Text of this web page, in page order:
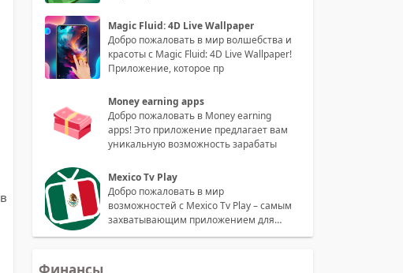
Magic Fluid: 4D Live Wallpaper
Добро пожаловать в мир волшебства и
красоты с Magic Fluid: 4D Live Wallpaper!
Приложение, которое пр
Money earning apps
Добро пожаловать в Money earning
apps! Это приложение предлагает вам
уникальную возможность зарабаты
Mexico Tv Play
Добро пожаловать в мир
возможностей с Mexico Tv Play – самым
захватывающим приложением для
просмотра
Финансы